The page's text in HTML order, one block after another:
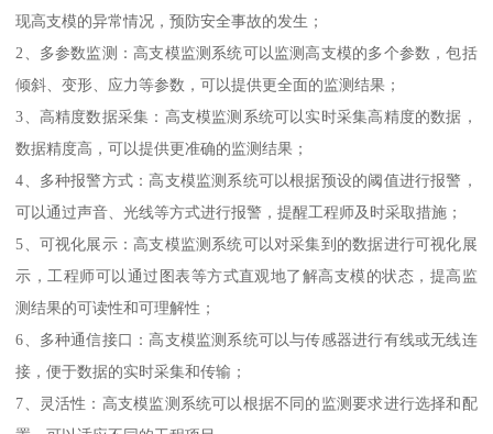
现高支模的异常情况，预防安全事故的发生；
2、多参数监测：高支模监测系统可以监测高支模的多个参数，包括
倾斜、变形、应力等参数，可以提供更全面的监测结果；
3、高精度数据采集：高支模监测系统可以实时采集高精度的数据，
数据精度高，可以提供更准确的监测结果；
4、多种报警方式：高支模监测系统可以根据预设的阈值进行报警，
可以通过声音、光线等方式进行报警，提醒工程师及时采取措施；
5、可视化展示：高支模监测系统可以对采集到的数据进行可视化展
示，工程师可以通过图表等方式直观地了解高支模的状态，提高监
测结果的可读性和可理解性；
6、多种通信接口：高支模监测系统可以与传感器进行有线或无线连
接，便于数据的实时采集和传输；
7、灵活性：高支模监测系统可以根据不同的监测要求进行选择和配